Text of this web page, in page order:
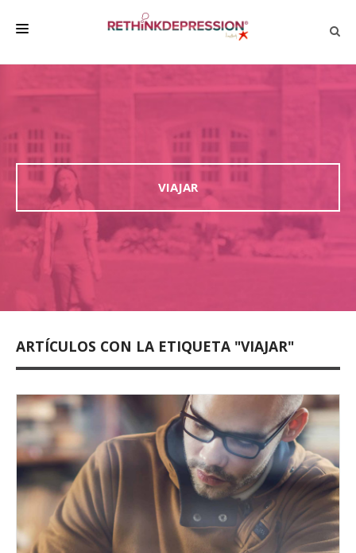
HABLAR CON LOS DEMÁS
BIENESTAR
FAMILIA Y AMIGOS
EMPRESA
DEPRESSÃO SEM RODEIOS
VIAJAR
ARTÍCULOS CON LA ETIQUETA "VIAJAR"